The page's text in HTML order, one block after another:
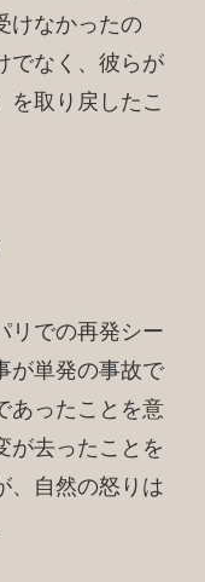
けなかったの
でなく、彼らが
を取り戻したこ
リでの再発シー
が単発の事故で
あったことを意
が去ったことを
、自然の怒りは